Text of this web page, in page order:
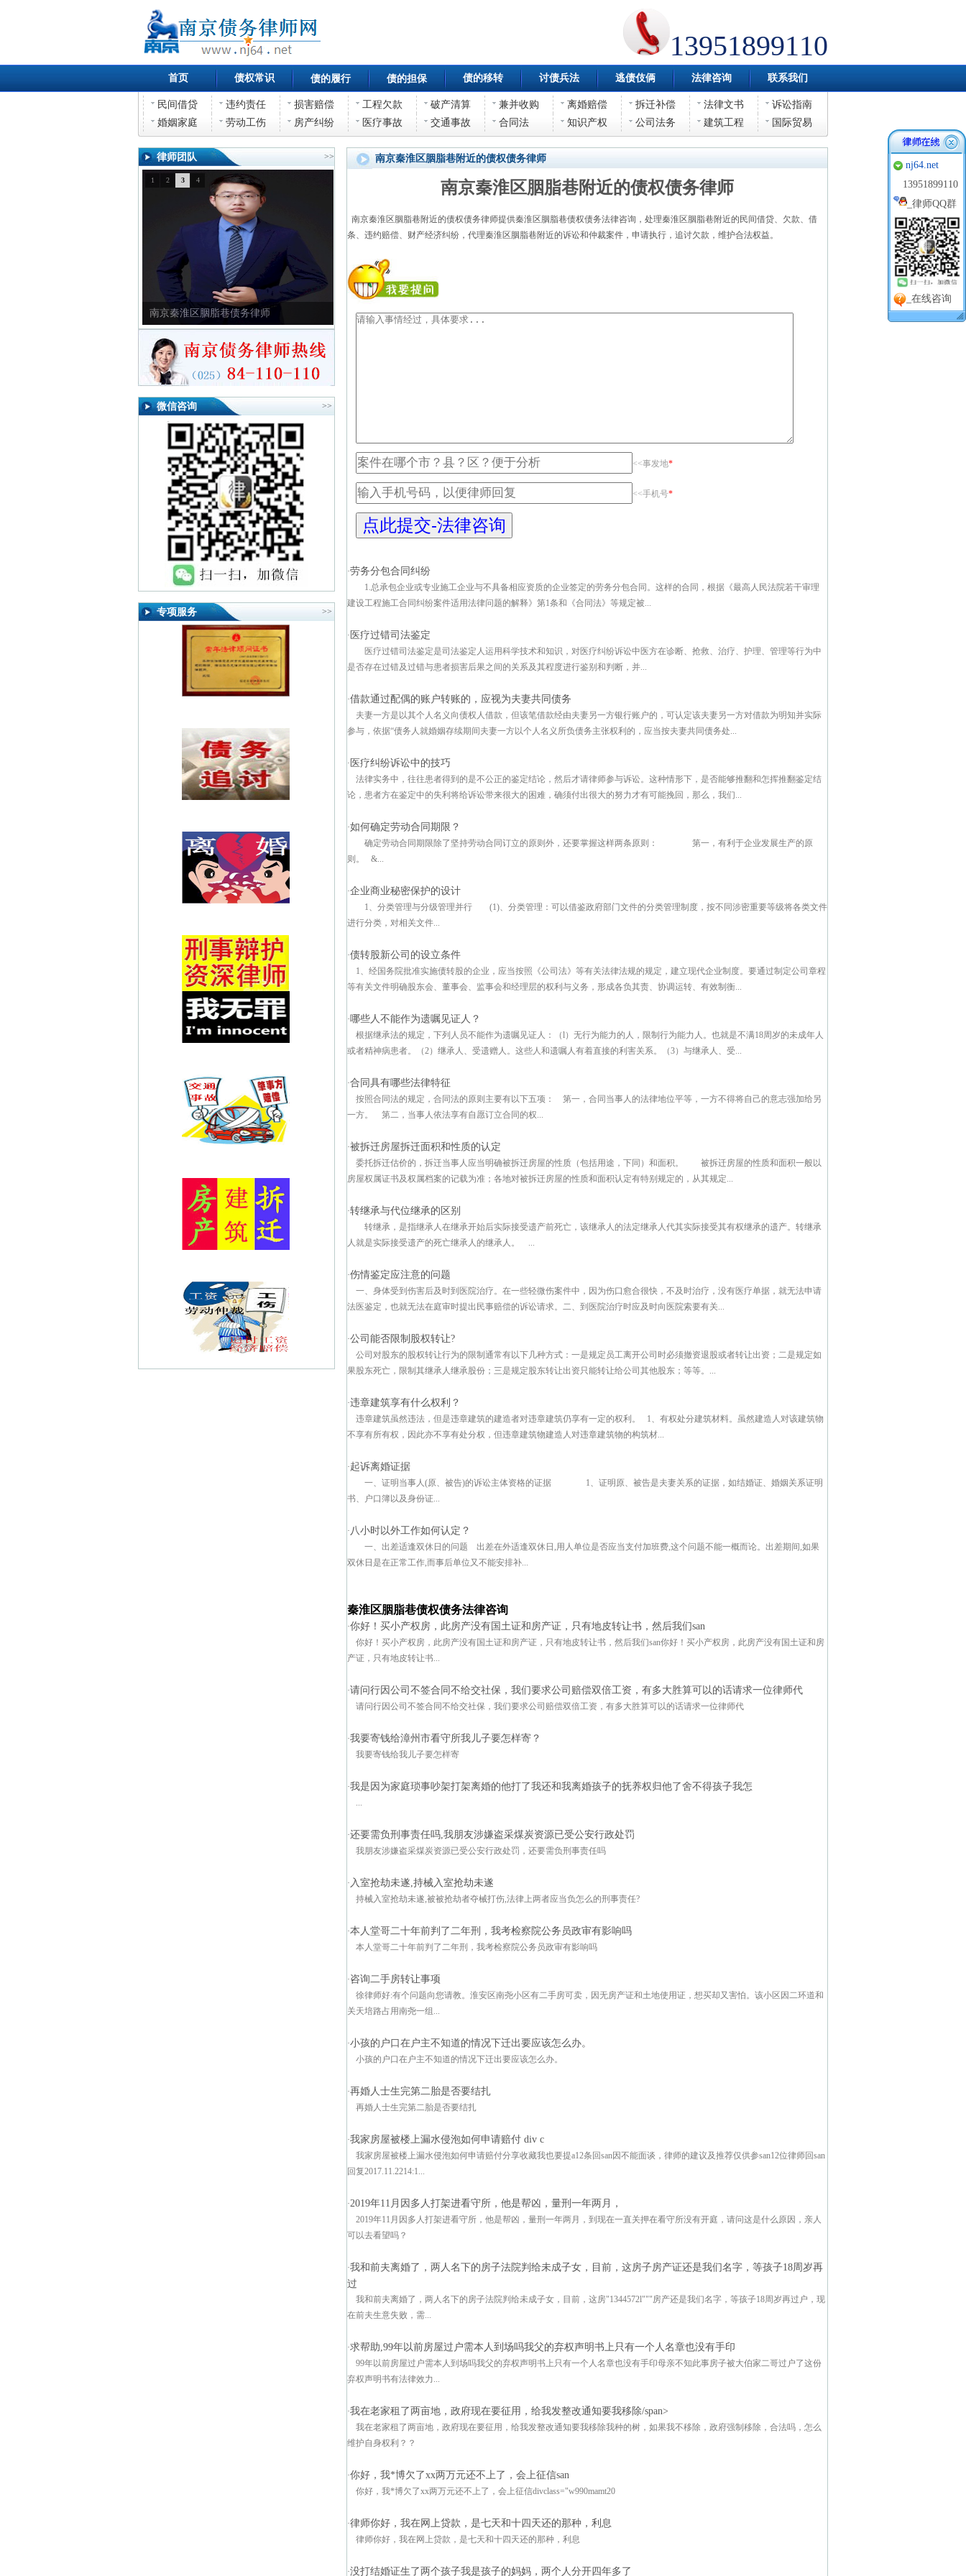
13951899110
首页 债权常识 债的履行 债的担保 债的移转 讨债兵法 逃债伎俩 法律咨询 联系我们
民间借贷 违约责任 损害赔偿 工程欠款 破产清算 兼并收购 离婚赔偿 拆迁补偿 法律文书
诉讼指南
婚姻家庭
劳动工伤 房产纠纷 医疗事故 交通事故 合同法 知识产权 公司法务 建筑工程 国际贸易
律师团队 >>
南京秦淮区胭脂巷债务律师
1 2 3 4
微信咨询 >>
专项服务 >>
南京秦淮区胭脂巷附近的债权债务律师
南京秦淮区胭脂巷附近的债权债务律师
南京秦淮区胭脂巷附近的债权债务律师提供秦淮区胭脂巷债权债务法律咨询，处理秦淮区胭脂巷附近的民间借贷、欠款、借
条、违约赔偿、财产经济纠纷，代理秦淮区胭脂巷附近的诉讼和仲裁案件，申请执行，追讨欠款，维护合法权益。
<<事发地*
<<手机号*
·劳务分包合同纠纷
1.总承包企业或专业施工企业与不具备相应资质的企业签定的劳务分包合同。这样的合同，根据《最高人民法院若干审理
建设工程施工合同纠纷案件适用法律问题的解释》第1条和《合同法》等规定被...
· 医疗过错司法鉴定
医疗过错司法鉴定是司法鉴定人运用科学技术和知识，对医疗纠纷诉讼中医方在诊断、抢救、治疗、护理、管理等行为中
是否存在过错及过错与患者损害后果之间的关系及其程度进行鉴别和判断，并...
·借款通过配偶的账户转账的，应视为夫妻共同债务
夫妻一方是以其个人名义向债权人借款，但该笔借款经由夫妻另一方银行账户的，可认定该夫妻另一方对借款为明知并实际
参与，依据“债务人就婚姻存续期间夫妻一方以个人名义所负债务主张权利的，应当按夫妻共同债务处...
· 医疗纠纷诉讼中的技巧
法律实务中，往往患者得到的是不公正的鉴定结论，然后才请律师参与诉讼。这种情形下，是否能够推翻和怎挥推翻鉴定结
论，患者方在鉴定中的失利将给诉讼带来很大的困难，确须付出很大的努力才有可能挽回，那么，我们...
·如何确定劳动合同期限？
确定劳动合同期限除了坚持劳动合同订立的原则外，还要掌握这样两条原则： 第一，有利于企业发展生产的原
则。 &...
·企业商业秘密保护的设计
1、分类管理与分级管理并行 (1)、分类管理：可以借鉴政府部门文件的分类管理制度，按不同涉密重要等级将各类文件
进行分类，对相关文件...
·债转股新公司的设立条件
1、经国务院批准实施债转股的企业，应当按照《公司法》等有关法律法规的规定，建立现代企业制度。要通过制定公司章程
等有关文件明确股东会、董事会、监事会和经理层的权利与义务，形成各负其责、协调运转、有效制衡...
·哪些人不能作为遗嘱见证人？
根据继承法的规定，下列人员不能作为遗嘱见证人：（l）无行为能力的人，限制行为能力人。也就是不满18周岁的未成年人
或者精神病患者。（2）继承人、受遗赠人。这些人和遗嘱人有着直接的利害关系。（3）与继承人、受...
·合同具有哪些法律特征
按照合同法的规定，合同法的原则主要有以下五项： 第一，合同当事人的法律地位平等，一方不得将自己的意志强加给另
一方。 第二，当事人依法享有自愿订立合同的权...
·被拆迁房屋拆迁面积和性质的认定
委托拆迁估价的，拆迁当事人应当明确被拆迁房屋的性质（包括用途，下同）和面积。 被拆迁房屋的性质和面积一般以
房屋权属证书及权属档案的记载为准；各地对被拆迁房屋的性质和面积认定有特别规定的，从其规定...
·转继承与代位继承的区别
转继承，是指继承人在继承开始后实际接受遗产前死亡，该继承人的法定继承人代其实际接受其有权继承的遗产。转继承
人就是实际接受遗产的死亡继承人的继承人。 ...
·伤情鉴定应注意的问题
一、身体受到伤害后及时到医院治疗。在一些轻微伤案件中，因为伤口愈合很快，不及时治疗，没有医疗单据，就无法申请
法医鉴定，也就无法在庭审时提出民事赔偿的诉讼请求。二、到医院治疗时应及时向医院索要有关...
·公司能否限制股权转让?
公司对股东的股权转让行为的限制通常有以下几种方式：一是规定员工离开公司时必须撤资退股或者转让出资；二是规定如
果股东死亡，限制其继承人继承股份；三是规定股东转让出资只能转让给公司其他股东；等等。...
·违章建筑享有什么权利？
违章建筑虽然违法，但是违章建筑的建造者对违章建筑仍享有一定的权利。 1、有权处分建筑材料。虽然建造人对该建筑物
不享有所有权，因此亦不享有处分权，但违章建筑物建造人对违章建筑物的构筑材...
·起诉离婚证据
一、证明当事人(原、被告)的诉讼主体资格的证据 1、证明原、被告是夫妻关系的证据，如结婚证、婚姻关系证明
书、户口簿以及身份证...
· 八小时以外工作如何认定？
一、出差适逢双休日的问题 出差在外适逢双休日,用人单位是否应当支付加班费,这个问题不能一概而论。出差期间,如果
双休日是在正常工作,而事后单位又不能安排补...
秦淮区胭脂巷债权债务法律咨询
·你好！买小产权房，此房产没有国土证和房产证，只有地皮转让书，然后我们san
你好！买小产权房，此房产没有国土证和房产证，只有地皮转让书，然后我们san你好！买小产权房，此房产没有国土证和房
产证，只有地皮转让书...
·请问行因公司不签合同不给交社保，我们要求公司赔偿双倍工资，有多大胜算可以的话请求一位律师代
请问行因公司不签合同不给交社保，我们要求公司赔偿双倍工资，有多大胜算可以的话请求一位律师代
·我要寄钱给漳州市看守所我儿子要怎样寄？
我要寄钱给我儿子要怎样寄
·我是因为家庭琐事吵架打架离婚的他打了我还和我离婚孩子的抚养权归他了舍不得孩子我怎
...
·还要需负刑事责任吗,我朋友涉嫌盗采煤炭资源已受公安行政处罚
我朋友涉嫌盗采煤炭资源已受公安行政处罚，还要需负刑事责任吗
· 入室抢劫未遂,持械入室抢劫未遂
持械入室抢劫未遂,被被抢劫者夺械打伤,法律上两者应当负怎么的刑事责任?
·本人堂哥二十年前判了二年刑，我考检察院公务员政审有影响吗
本人堂哥二十年前判了二年刑，我考检察院公务员政审有影响吗
·咨询二手房转让事项
徐律师好:有个问题向您请教。淮安区南尧小区有二手房可卖，因无房产证和土地使用证，想买却又害怕。该小区因二环道和
关天培路占用南尧一组...
·小孩的户口在户主不知道的情况下迁出要应该怎么办。
小孩的户口在户主不知道的情况下迁出要应该怎么办。
·再婚人士生完第二胎是否要结扎
再婚人士生完第二胎是否要结扎
·我家房屋被楼上漏水侵泡如何申请赔付 div c
我家房屋被楼上漏水侵泡如何申请赔付分享收藏我也要提a12条回san因不能面谈，律师的建议及推荐仅供参san12位律师回san
回复2017.11.2214:1...
·2019年11月因多人打架进看守所，他是帮凶，量刑一年两月，
2019年11月因多人打架进看守所，他是帮凶，量刑一年两月，到现在一直关押在看守所没有开庭，请问这是什么原因，亲人
可以去看望吗？
·我和前夫离婚了，两人名下的房子法院判给未成子女，目前，这房子房产证还是我们名字，等孩子18周岁再
过
我和前夫离婚了，两人名下的房子法院判给未成子女，目前，这房"1344572l"""房产还是我们名字，等孩子18周岁再过户，现
在前夫生意失败，需...
·求帮助,99年以前房屋过户需本人到场吗我父的弃权声明书上只有一个人名章也没有手印
99年以前房屋过户需本人到场吗我父的弃权声明书上只有一个人名章也没有手印母亲不知此事房子被大伯家二哥过户了这份
弃权声明书有法律效力...
·我在老家租了两亩地，政府现在要征用，给我发整改通知要我移除/span>
我在老家租了两亩地，政府现在要征用，给我发整改通知要我移除我种的树，如果我不移除，政府强制移除，合法吗，怎么
维护自身权利？？
·你好，我*博欠了xx两万元还不上了，会上征信san
你好，我*博欠了xx两万元还不上了，会上征信divclass="w990mamt20
·律师你好，我在网上贷款，是七天和十四天还的那种，利息
律师你好，我在网上贷款，是七天和十四天还的那种，利息
·没打结婚证生了两个孩子我是孩子的妈妈，两个人分开四年多了
nj64.net
13951899110
_ 律师QQ群
_在线咨询